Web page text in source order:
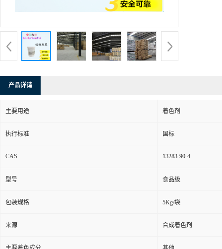
产品详请
主要用途 着色剂
执行标准 国标
CAS 13283-90-4
型号 食品级
包装规格 5Kg/袋
来源 合成着色剂